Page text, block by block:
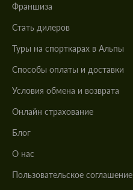
Франшиза
Стать дилеров
Туры на спорткарах в Альпы
Cпособы оплаты и доставки
Условия обмена и возврата
Онлайн страхование
Блог
О нас
Пользовательское соглашение